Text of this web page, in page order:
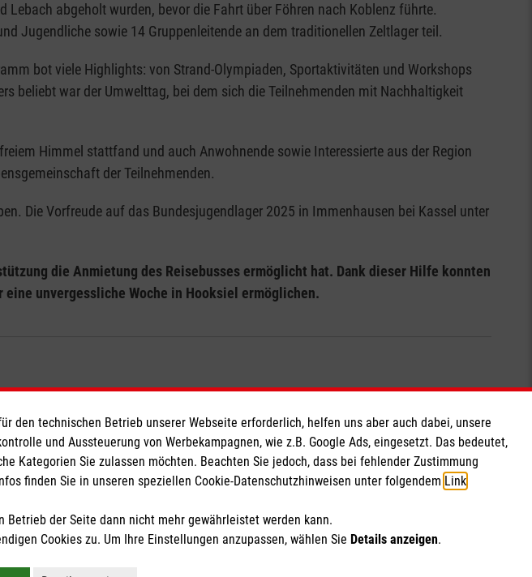
Lebach abgeholt wurden, bevor die Fahrt über Föhren nach Koblenz führte.
Jugendliche sowie 14 Gruppenleitende an dem traditionellen Zeltlager teil.
bot viele Highlights: von Strand-Olympiaden, Sportaktivitäten und Workshops
beliebt war der Umwelttag, bei dem sich die Teilnehmenden mit Nachhaltigkeit
Himmel stattfand und auch Anwohnende sowie Interessierte aus der Region
der Teilnehmenden.
Die Vorfreude auf das Bundesjugendlager 2025 in Immenhausen bei Kassel unter
die Anmietung des Reisebusses ermöglicht hat. Dank dieser Hilfe konnten
unvergessliche Woche in Hooksiel ermöglichen.
Malteser online
Malteserorden
Malteser International
Sharepoint
Kontakt
Malteser Jugend Diözese Trier
54292 Trier
den technischen Betrieb unserer Webseite erforderlich, helfen uns aber auch dabei, unsere
und Aussteuerung von Werbekampagnen, wie z.B. Google Ads, eingesetzt. Das bedeutet,
Kategorien Sie zulassen möchten. Beachten Sie jedoch, dass bei fehlender Zustimmung
finden Sie in unseren speziellen Cookie-Datenschutzhinweisen unter folgendem Link
der Seite dann nicht mehr gewährleistet werden kann.
Cookies zu. Um Ihre Einstellungen anzupassen, wählen Sie Details anzeigen.